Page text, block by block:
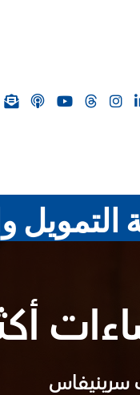
التمويل
سرينيفاس